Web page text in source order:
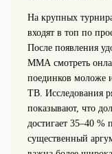
На крупных
входят в топ по
После появления
ММА смотреть
поединков моложе
ТВ. Исследования
показывают, что
достигает 35–40
существенный